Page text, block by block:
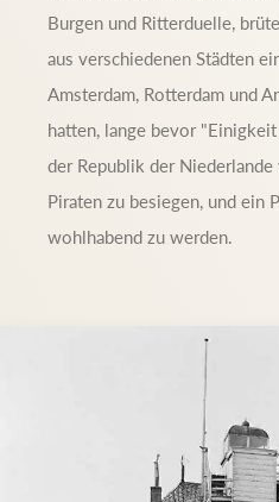
Burgen und Ritterduelle,
aus verschiedenen Städten
Amsterdam, Rotterdam und
hatten, lange bevor
der Republik der
Piraten zu besiegen, und ein
wohlhabend zu werden.